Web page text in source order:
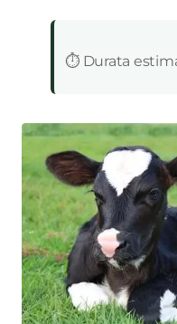
⏱️ Durata